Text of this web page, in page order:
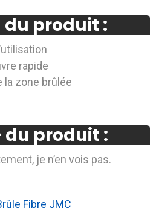
du produit :
rapide
la zone brûlée
du produit :
je n’en vois pas.
Fibre JMC